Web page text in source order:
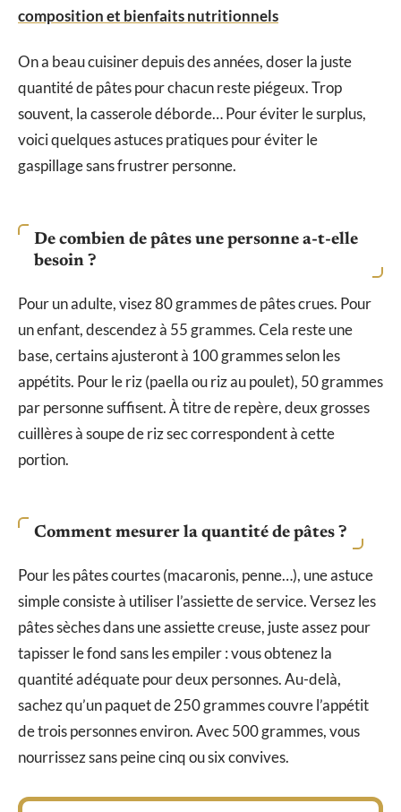
composition et bienfaits nutritionnels
On a beau cuisiner depuis des années, doser la juste
quantité de pâtes pour chacun reste piégeux. Trop
souvent, la casserole déborde… Pour éviter le surplus,
voici quelques astuces pratiques pour éviter le
gaspillage sans frustrer personne.
De combien de pâtes une personne a-t-elle
besoin ?
Pour un adulte, visez 80 grammes de pâtes crues. Pour
un enfant, descendez à 55 grammes. Cela reste une
base, certains ajusteront à 100 grammes selon les
appétits. Pour le riz (paella ou riz au poulet), 50 grammes
par personne suffisent. À titre de repère, deux grosses
cuillères à soupe de riz sec correspondent à cette
portion.
Comment mesurer la quantité de pâtes ?
Pour les pâtes courtes (macaronis, penne…), une astuce
simple consiste à utiliser l’assiette de service. Versez les
pâtes sèches dans une assiette creuse, juste assez pour
tapisser le fond sans les empiler : vous obtenez la
quantité adéquate pour deux personnes. Au-delà,
sachez qu’un paquet de 250 grammes couvre l’appétit
de trois personnes environ. Avec 500 grammes, vous
nourrissez sans peine cinq ou six convives.